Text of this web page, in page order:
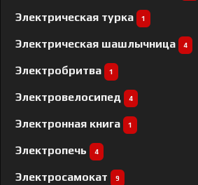
Электрическая турка 1
Электрическая шашлычница 4
Электробритва 1
Электровелосипед 4
Электронная книга 1
Электропечь 4
Электросамокат 9